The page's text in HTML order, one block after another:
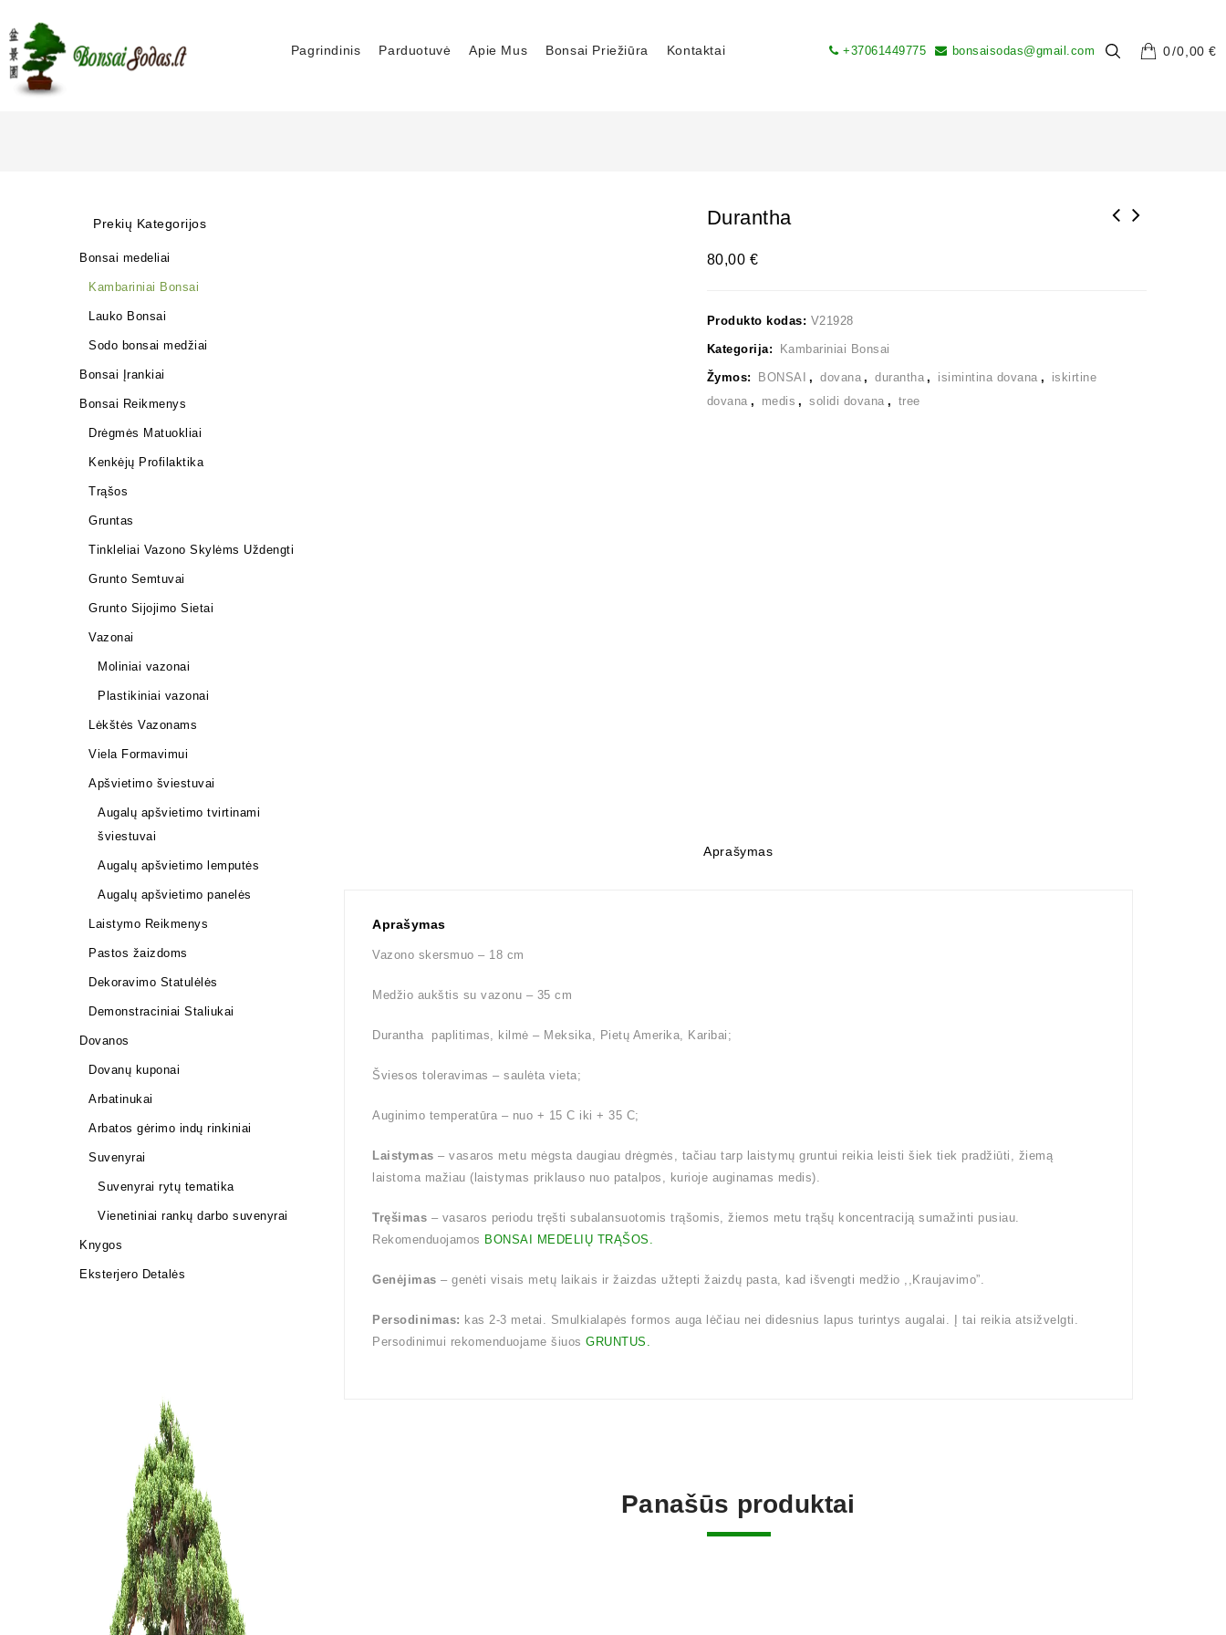
Pagrindinis Parduotuvė Apie Mus Bonsai Priežiūra Kontaktai 0 0,00€
+37061449775 bonsaisodas@gmail.com
Durantha
80,00€
Produkto kodas: V21928
Kategorija: Kambariniai Bonsai
Žymos: BONSAI , dovana , durantha , isimintina dovana ,
iskirtine
dovana , medis , solidi dovana , tree
Aprašymas
Aprašymas
Vazono skersmuo – 18 cm
Medžio aukštis su vazonu – 35 cm
Durantha paplitimas, kilmė – Meksika, Pietų Amerika, Karibai;
Šviesos toleravimas – saulėta vieta;
Auginimo temperatūra – nuo + 15 C iki + 35 C;
Laistymas – vasaros metu mėgsta daugiau drėgmės, tačiau tarp laistymų gruntui reikia leisti šiek tiek pradžiūti, žiemą
laistoma mažiau (laistymas priklauso nuo patalpos, kurioje auginamas medis).
Tręšimas – vasaros periodu tręšti subalansuotomis trąšomis, žiemos metu trąšų koncentraciją sumažinti pusiau.
Rekomenduojamos BONSAI MEDELIŲ TRĄŠOS.
Genėjimas – genėti visais metų laikais ir žaizdas užtepti žaizdų pasta, kad išvengti medžio ,,Kraujavimo”.
Persodinimas: kas 2-3 metai. Smulkialapės formos auga lėčiau nei didesnius lapus turintys augalai. Į tai reikia atsižvelgti.
Persodinimui rekomenduojame šiuos GRUNTUS.
Panašūs produktai
Prekių Kategorijos
Bonsai medeliai
Kambariniai Bonsai
Lauko Bonsai
Sodo bonsai medžiai
Bonsai Įrankiai
Bonsai Reikmenys
Drėgmės Matuokliai
Kenkėjų Profilaktika
Trąšos
Gruntas
Tinkleliai Vazono Skylėms Uždengti
Grunto Semtuvai
Grunto Sijojimo Sietai
Vazonai
Moliniai vazonai
Plastikiniai vazonai
Lėkštės Vazonams
Viela Formavimui
Apšvietimo šviestuvai
Augalų apšvietimo tvirtinami
šviestuvai
Augalų apšvietimo lemputės
Augalų apšvietimo panelės
Laistymo Reikmenys
Pastos žaizdoms
Dekoravimo Statulėlės
Demonstraciniai Staliukai
Dovanos
Dovanų kuponai
Arbatinukai
Arbatos gėrimo indų rinkiniai
Suvenyrai
Suvenyrai rytų tematika
Vienetiniai rankų darbo suvenyrai
Knygos
Eksterjero Detalės